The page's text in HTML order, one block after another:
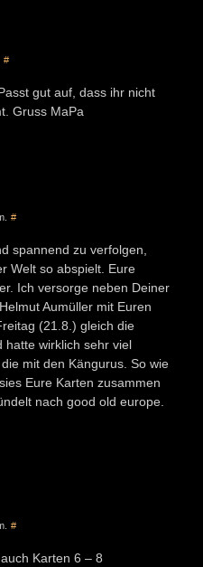
#
gut auf, dass ihr nicht
Gruss MaPa
#
spannend zu verfolgen,
Welt so abspielt. Eure
Ich versorge neben Deiner
Aumüller mit Euren
(21.8.) gleich die
hatte wirklich sehr viel
mit den Kängurus. So wie
Eure Karten zusammen
nach good old europe.
#
Karten 6 – 8